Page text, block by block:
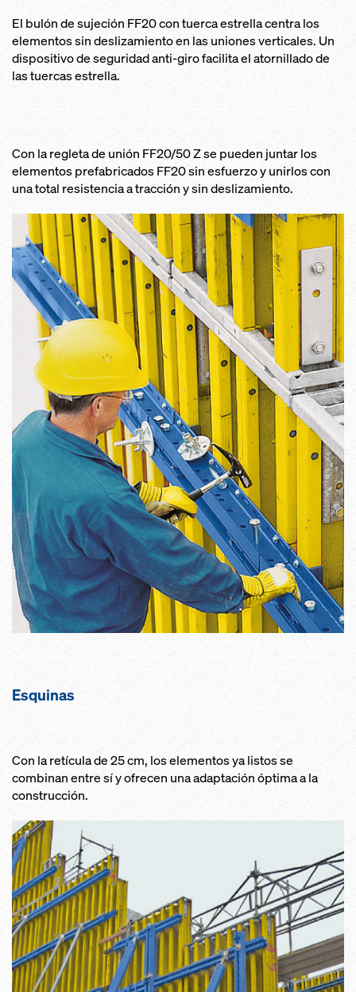
El bulón de sujeción FF20 con tuerca estrella centra los
elementos sin deslizamiento en las uniones verticales. Un
dispositivo de seguridad anti-giro facilita el atornillado de
las tuercas estrella.
Con la regleta de unión FF20/50 Z se pueden juntar los
elementos prefabricados FF20 sin esfuerzo y unirlos con
una total resistencia a tracción y sin deslizamiento.
Esquinas
Con la retícula de 25 cm, los elementos ya listos se
combinan entre sí y ofrecen una adaptación óptima a la
construcción.